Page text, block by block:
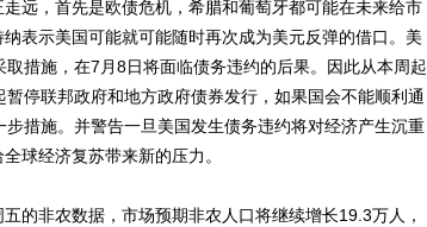
远，首先是欧债危机，希腊和葡萄牙都可能在未来给市
表示美国可能就可能随时再次成为美元反弹的借口。美
措施，在7月8日将面临债务违约的后果。因此从本周起
停联邦政府和地方政府债券发行，如果国会不能顺利通
措施。并警告一旦美国发生债务违约将对经济产生沉重
球经济复苏带来新的压力。
非农数据，市场预期非农人口将继续增长19.3万人，